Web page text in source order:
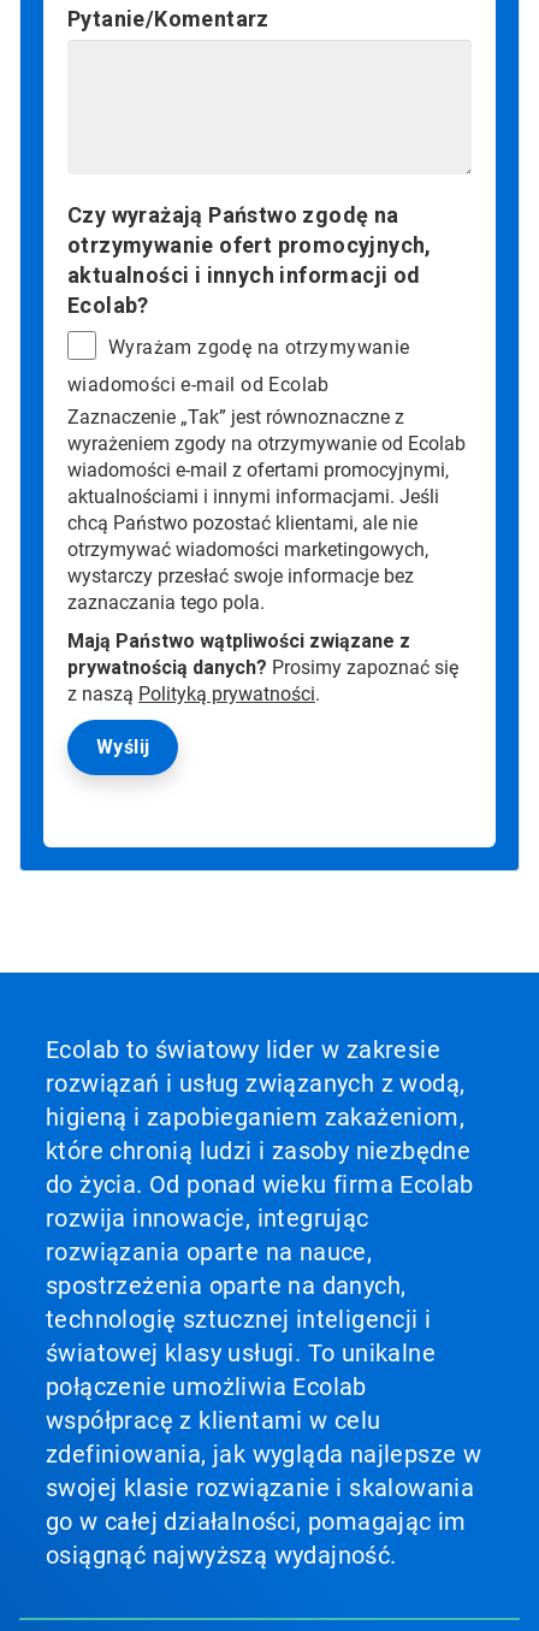
Pytanie/Komentarz
Czy wyrażają Państwo zgodę na
otrzymywanie ofert promocyjnych,
aktualności i innych informacji od
Ecolab?
Wyrażam zgodę na otrzymywanie
wiadomości e-mail od Ecolab
Zaznaczenie „Tak” jest równoznaczne z
wyrażeniem zgody na otrzymywanie od Ecolab
wiadomości e-mail z ofertami promocyjnymi,
aktualnościami i innymi informacjami. Jeśli
chcą Państwo pozostać klientami, ale nie
otrzymywać wiadomości marketingowych,
wystarczy przesłać swoje informacje bez
zaznaczania tego pola.
Mają Państwo wątpliwości związane z
prywatnością danych? Prosimy zapoznać się
z naszą Polityką prywatności.
Ecolab to światowy lider w zakresie
rozwiązań i usług związanych z wodą,
higieną i zapobieganiem zakażeniom,
które chronią ludzi i zasoby niezbędne
do życia. Od ponad wieku firma Ecolab
rozwija innowacje, integrując
rozwiązania oparte na nauce,
spostrzeżenia oparte na danych,
technologię sztucznej inteligencji i
światowej klasy usługi. To unikalne
połączenie umożliwia Ecolab
współpracę z klientami w celu
zdefiniowania, jak wygląda najlepsze w
swojej klasie rozwiązanie i skalowania
go w całej działalności, pomagając im
osiągnąć najwyższą wydajność.